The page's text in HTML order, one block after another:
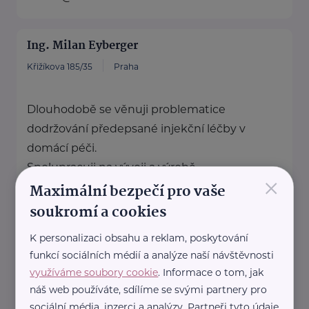
Ing. Milan Eyberger
Křižíkova 185/35 Praha
Dlouhodobě se věnuji problematice
dodržování předepsané injekční léčby v
domácí péči.
Spolupracuji na vývoji a výrobě ...
https://tugi.cz/
Marcela Sekerková - Polštáře
Matýsek
Matýsek - pohodlí, které spojuje
×
Maximální bezpečí pro vaše
soukromí a cookies
K personalizaci obsahu a reklam, poskytování
funkcí sociálních médií a analýze naší návštěvnosti
využíváme soubory cookie. Informace o tom, jak
náš web používáte, sdílíme se svými partnery pro